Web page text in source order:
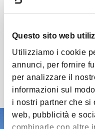
Questo sito web
Utilizziamo i cookie
annunci, per fornire
per analizzare il
informazioni sul
i nostri partner che
web, pubblicità e
combinarle con altre
MAMbo - Museo
Bologna
PALASPORT IN EVIDENZA
Scopri tutti i luoghi